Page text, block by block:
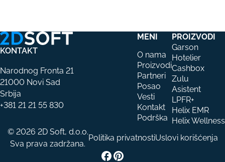
KONTAKT
Narodnog Fronta 21
21000 Novi Sad
Srbija
+381 21 21 55 830
MENI
O nama
Proizvodi
Partneri
Posao
Vesti
Kontakt
Podrška
PROIZVODI
Garson
Hotelier
Cashbox
Zulu
Asistent
LPFR+
Helix EMR
Helix Wellness
© 2026 2D Soft, d.o.o.
Sva prava zadržana.
Politika privatnosti Uslovi korišćenja